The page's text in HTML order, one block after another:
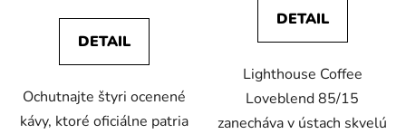
5
DETAIL
Ochutnajte štyri ocenené
kávy, ktoré oficiálne patria
DETAIL
Lighthouse Coffee
Loveblend 85/15
zanecháva v ústach skvelú